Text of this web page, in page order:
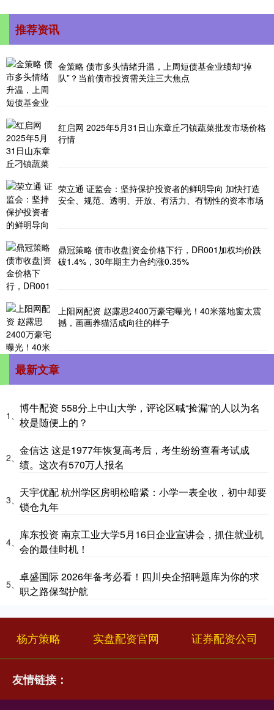
推荐资讯
金策略 债市多头情绪升温，上周短债基金业绩却“掉
队”？当前债市投资需关注三大焦点
红启网 2025年5月31日山东章丘刁镇蔬菜批发市场价格
行情
荣立通 证监会：坚持保护投资者的鲜明导向 加快打造
安全、规范、透明、开放、有活力、有韧性的资本市场
鼎冠策略 债市收盘|资金价格下行，DR001加权均价跌
破1.4%，30年期主力合约涨0.35%
上阳网配资 赵露思2400万豪宅曝光！40米落地窗太震
撼，画画养猫活成向往的样子
最新文章
1、
博牛配资 558分上中山大学，评论区喊“捡漏”的人以为名
校是随便上的？
2、
金信达 这是1977年恢复高考后，考生纷纷查看考试成
绩。这次有570万人报名
3、
天宇优配 杭州学区房明松暗紧：小学一表全收，初中却要
锁仓九年
4、
库东投资 南京工业大学5月16日企业宣讲会，抓住就业机
会的最佳时机！
5、
卓盛国际 2026年备考必看！四川央企招聘题库为你的求
职之路保驾护航
杨方策略 实盘配资官网 证券配资公司
友情链接：